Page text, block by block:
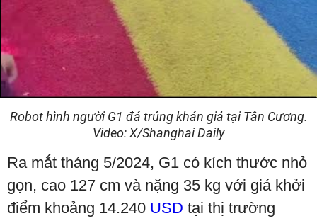
Robot hình người G1 đá trúng khán giả tại Tân Cương.
Video: X/Shanghai Daily
Ra mắt tháng 5/2024, G1 có kích thước nhỏ
gọn, cao 127 cm và nặng 35 kg với giá khởi
điểm khoảng 14.240 USD tại thị trường